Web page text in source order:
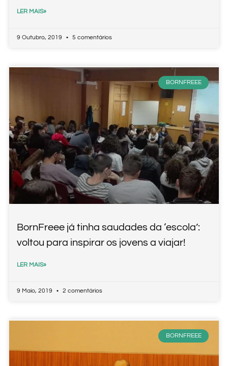
LER MAIS»
9 Outubro, 2019 5 comentários
BORNFREEE
BornFreee já tinha saudades da ‘escola’:
voltou para inspirar os jovens a viajar!
LER MAIS»
9 Maio, 2019 2 comentários
BORNFREEE